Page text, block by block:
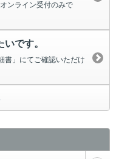
ンライン受付のみで
です。
書」にてご確認いただけ